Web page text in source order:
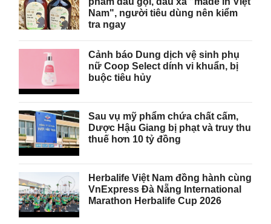
Nam", người tiêu dùng nên kiểm
tra ngay
Cảnh báo Dung dịch vệ sinh phụ
nữ Coop Select dính vi khuẩn, bị
buộc tiêu hủy
Sau vụ mỹ phẩm chứa chất cấm,
Dược Hậu Giang bị phạt và truy thu
thuế hơn 10 tỷ đồng
Herbalife Việt Nam đồng hành cùng
VnExpress Đà Nẵng International
Marathon Herbalife Cup 2026